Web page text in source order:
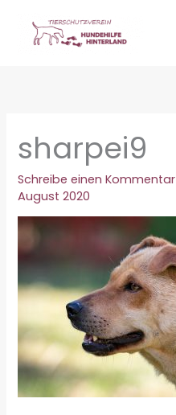
springen
sharpei9
Schreibe einen Kommentar
August 2020